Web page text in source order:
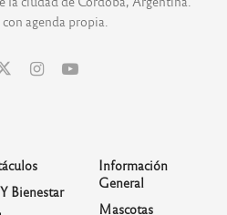
agenda propia.
Bienestar
Información
General
Mascotas